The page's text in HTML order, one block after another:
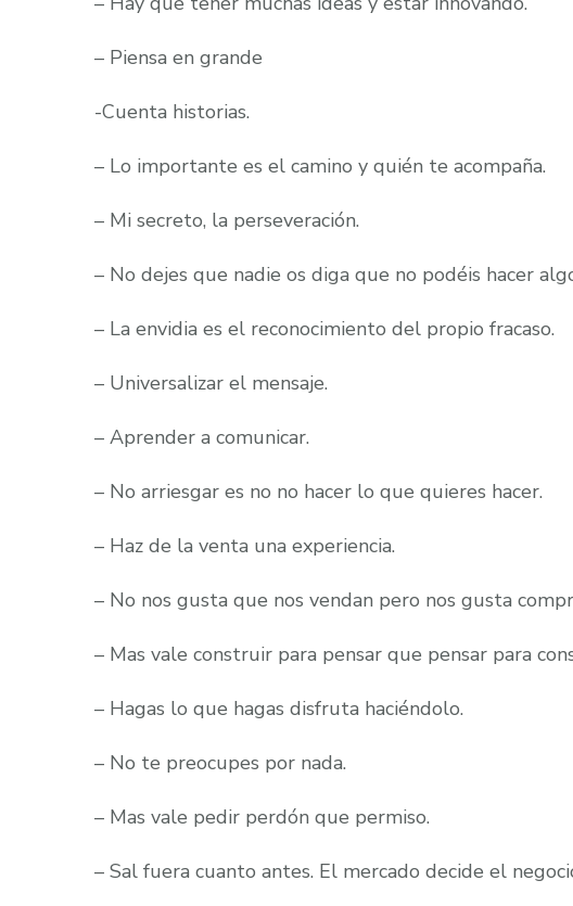
– Piensa en grande
-Cuenta historias.
– Lo importante es el camino y quién te acompaña.
– Mi secreto, la perseveración.
– No dejes que nadie os diga que no podéis hacer
– La envidia es el reconocimiento del propio fracaso.
– Universalizar el mensaje.
– Aprender a comunicar.
– No arriesgar es no no hacer lo que quieres hacer.
– Haz de la venta una experiencia.
– No nos gusta que nos vendan pero nos gusta
– Mas vale construir para pensar que pensar para
– Hagas lo que hagas disfruta haciéndolo.
– No te preocupes por nada.
– Mas vale pedir perdón que permiso.
– Sal fuera cuanto antes. El mercado decide el